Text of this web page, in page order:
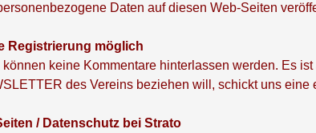
Daten auf diesen Web-Seiten
Registrierung möglich
keine Kommentare hinterlassen werden. Es
des Vereins beziehen will, schickt uns
/ Datenschutz bei Strato